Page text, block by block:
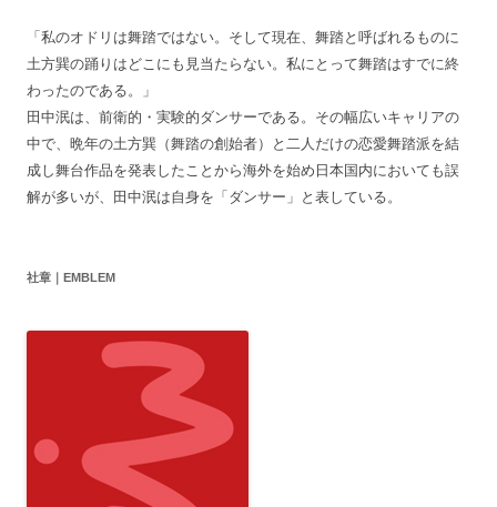
「私のオドリは舞踏ではない。そして現在、舞踏と呼ばれるものに
土方巽の踊りはどこにも見当たらない。私にとって舞踏はすでに終
わったのである。」
田中泯は、前衛的・実験的ダンサーである。その幅広いキャリアの
中で、晩年の土方巽（舞踏の創始者）と二人だけの恋愛舞踏派を結
成し舞台作品を発表したことから海外を始め日本国内においても誤
解が多いが、田中泯は自身を「ダンサー」と表している。
社章｜EMBLEM